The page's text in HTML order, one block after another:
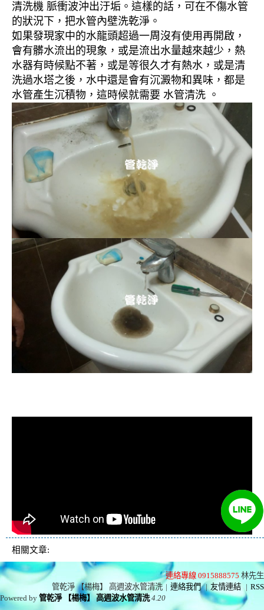
清洗機 脈衝波沖出汙垢。這樣的話，可在不傷水管
的狀況下，把水管內壁洗乾淨。
如果發現家中的水龍頭超過一周沒有使用再開啟，
會有髒水流出的現象，或是流出水量越來越少，熱
水器有時候點不著，或是等很久才有熱水，或是清
洗過水塔之後，水中還是會有沉澱物和異味，都是
水管產生沉積物，這時候就需要 水管清洗 。
相關文章:
連絡專線 0915888575 林先生
管乾淨 【楊梅】 高週波水管清洗 | 連絡我們 | 友情連結 | RSS
Powered by管乾淨 【楊梅】 高週波水管清洗 4.20